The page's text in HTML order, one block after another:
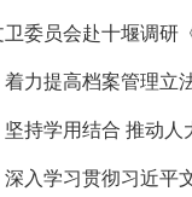
委员会赴十堰调研
力提高档案管理立
持学用结合 推动人
入学习贯彻习近平